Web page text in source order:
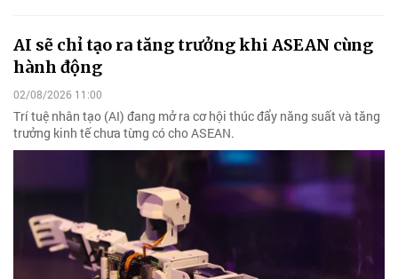
AI sẽ chỉ tạo ra tăng trưởng khi ASEAN cùng
hành động
02/08/2026 11:00
Trí tuệ nhân tạo (AI) đang mở ra cơ hội thúc đẩy năng suất và tăng
trưởng kinh tế chưa từng có cho ASEAN.